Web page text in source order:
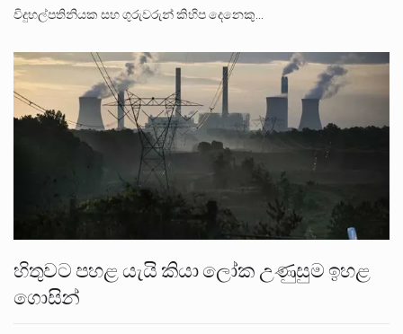
විදුහල්පතිනියක සහ ගුරුවරුන් කිහිප දෙනෙකු…
හිතුවට පහළ යැයි කියා ලෝක උණුසුම ඉහළ
ගොසින්